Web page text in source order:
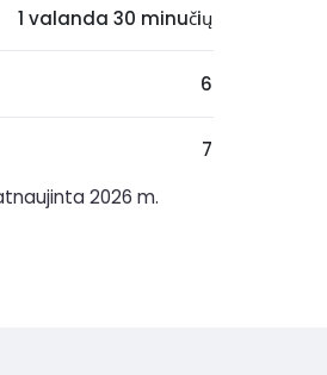
1 valanda 30 minučių
6
7
2026 m.